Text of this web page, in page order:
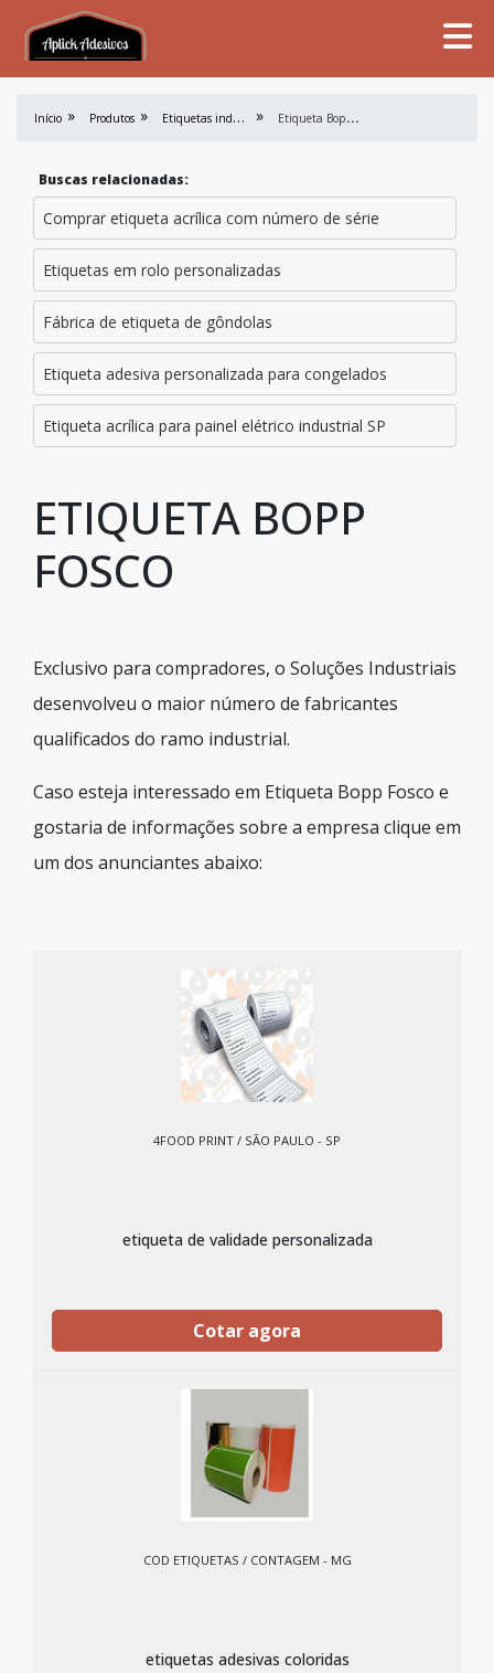
Início Produtos E
tiquetas industriais E
tiqueta Bopp Fosco
Buscas relacionadas:
Comprar etiqueta acrílica com número de série
Etiquetas em rolo personalizadas
Fábrica de etiqueta de gôndolas
Etiqueta adesiva personalizada para congelados
Etiqueta acrílica para painel elétrico industrial SP
ETIQUETA BOPP
FOSCO
Exclusivo para compradores, o Soluções Industriais
desenvolveu o maior número de fabricantes
qualificados do ramo industrial.
Caso esteja interessado em Etiqueta Bopp Fosco e
gostaria de informações sobre a empresa clique em
um dos anunciantes abaixo:
4FOOD PRINT / SÃO PAULO - SP
etiqueta de validade personalizada
Cotar agora
COD ETIQUETAS / CONTAGEM - MG
etiquetas adesivas coloridas